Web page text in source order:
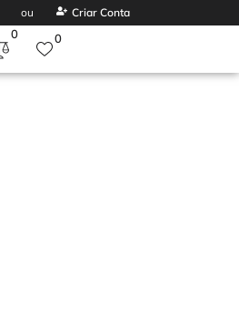
ou Criar Conta
0 0